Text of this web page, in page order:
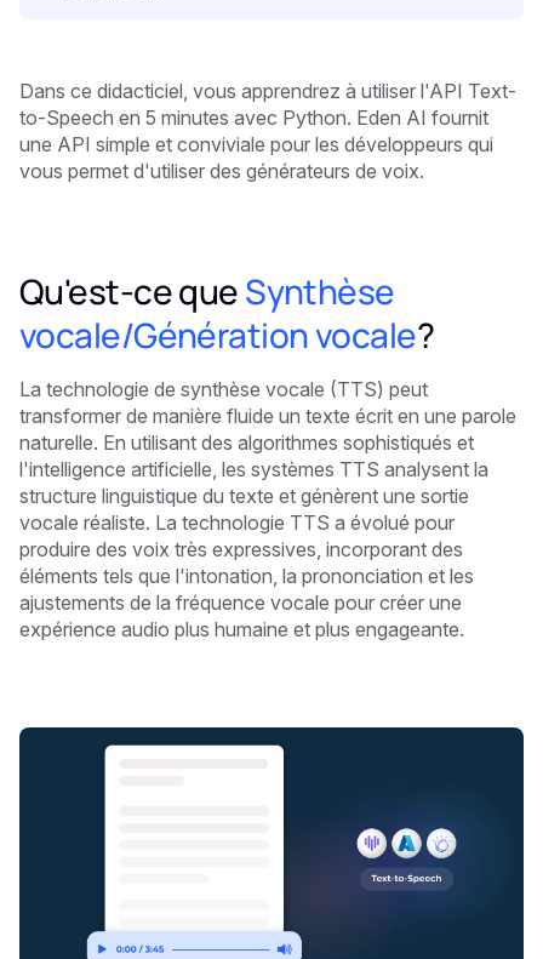
Dans ce didacticiel, vous apprendrez à utiliser l'API Text-
to-Speech en 5 minutes avec Python. Eden AI fournit
une API simple et conviviale pour les développeurs qui
vous permet d'utiliser des générateurs de voix.
Qu'est-ce queSynthèse
vocale/Génération vocale?
La technologie de synthèse vocale (TTS) peut
transformer de manière fluide un texte écrit en une parole
naturelle. En utilisant des algorithmes sophistiqués et
l'intelligence artificielle, les systèmes TTS analysent la
structure linguistique du texte et génèrent une sortie
vocale réaliste. La technologie TTS a évolué pour
produire des voix très expressives, incorporant des
éléments tels que l'intonation, la prononciation et les
ajustements de la fréquence vocale pour créer une
expérience audio plus humaine et plus engageante.